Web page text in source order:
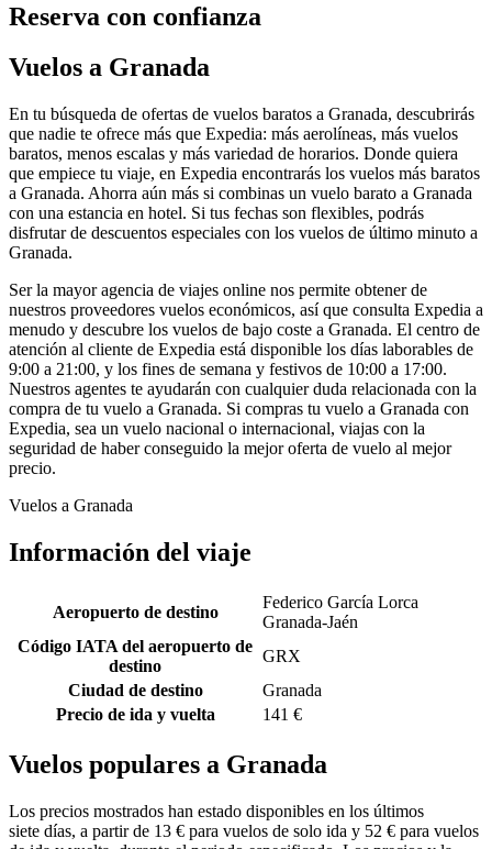
Reserva con confianza
Vuelos a Granada
En tu búsqueda de ofertas de vuelos baratos a Granada, descubrirás
que nadie te ofrece más que Expedia: más aerolíneas, más vuelos
baratos, menos escalas y más variedad de horarios. Donde quiera
que empiece tu viaje, en Expedia encontrarás los vuelos más baratos
a Granada. Ahorra aún más si combinas un vuelo barato a Granada
con una estancia en hotel. Si tus fechas son flexibles, podrás
disfrutar de descuentos especiales con los vuelos de último minuto a
Granada.
Ser la mayor agencia de viajes online nos permite obtener de
nuestros proveedores vuelos económicos, así que consulta Expedia a
menudo y descubre los vuelos de bajo coste a Granada. El centro de
atención al cliente de Expedia está disponible los días laborables de
9:00 a 21:00, y los fines de semana y festivos de 10:00 a 17:00.
Nuestros agentes te ayudarán con cualquier duda relacionada con la
compra de tu vuelo a Granada. Si compras tu vuelo a Granada con
Expedia, sea un vuelo nacional o internacional, viajas con la
seguridad de haber conseguido la mejor oferta de vuelo al mejor
precio.
Vuelos a Granada
Información del viaje
Aeropuerto de destino
Federico García Lorca
Granada-Jaén
Código IATA del aeropuerto de
destino
GRX
Ciudad de destino
Granada
Precio de ida y vuelta
141 €
Vuelos populares a Granada
Los precios mostrados han estado disponibles en los últimos
siete días, a partir de 13 € para vuelos de solo ida y 52 € para vuelos